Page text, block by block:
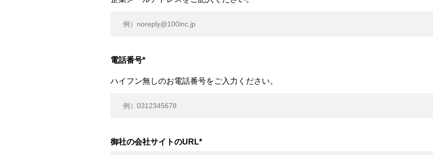
電話番号*
ハイフン無しのお電話番号をご入力ください。
御社の会社サイトのURL*